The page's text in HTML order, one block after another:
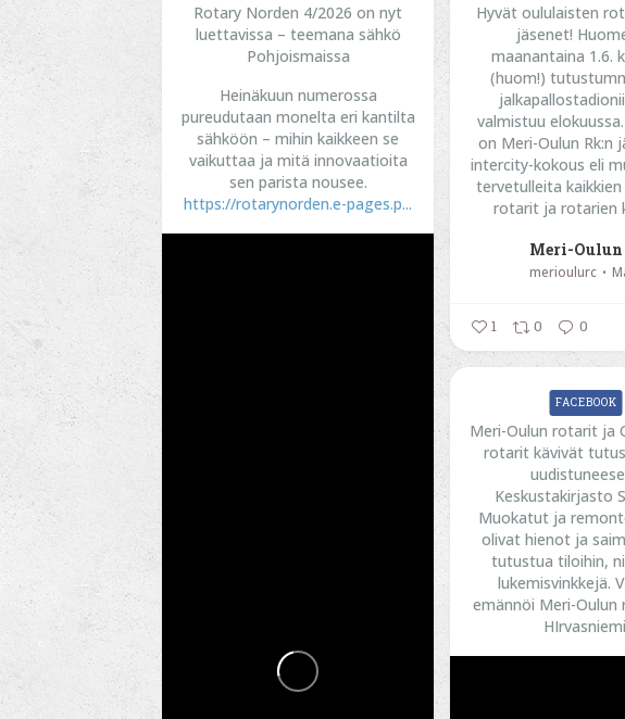
Rotary Norden 4/2026 on nyt
luettavissa – teemana sähkö
Pohjoismaissa
Heinäkuun numerossa
pureudutaan monelta eri kantilta
sähköön – mihin kaikkeen se
vaikuttaa ja mitä innovaatioita
sen parista nousee.
https://rotarynorden.e-pages.p...
Hyvät oululaisten
jäsenet!
maanantaina 1.6.
(huom!)
valmistuu
on Meri-Oulun Rk:n
intercity-kokous eli
tervetulleita kaikkien
rotarit ja rotarien
merioulurc
1 0 0
Meri-Oulun rotarit ja
rotarit kävivät
Keskustakirjasto
Muokatut ja
olivat hienot ja
tutustua tiloihin,
lukemisvinkkejä.
emännöi Meri-Oulun
FACEBOOK